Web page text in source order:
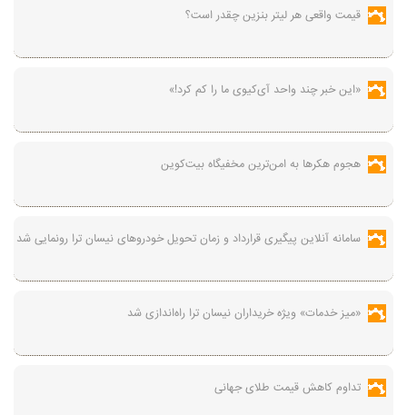
قیمت واقعی هر لیتر بنزین چقدر است؟
«این خبر چند واحد آی‌کیوی ما را کم کرد!»
هجوم هکرها به امن‌ترین مخفیگاه بیت‌کوین
سامانه آنلاین پیگیری قرارداد‌ و زمان تحویل خودرو‌های نیسان ترا رونمایی شد
«میز خدمات» ویژه خریداران نیسان ترا راه‌اندازی شد
تداوم کاهش قیمت طلای جهانی